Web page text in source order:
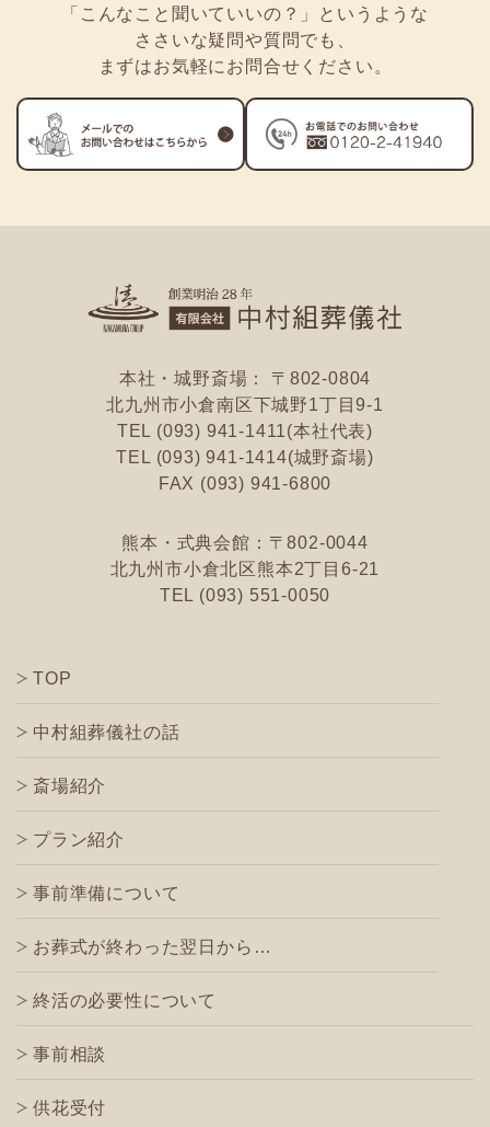
「こんなこと聞いていいの？」
というような
ささいな疑問や質問でも
まずはお気軽にお問合せください。
本社・城野斎場： 〒802-0804
北九州市小倉南区下城野1丁目9-1
TEL (093) 941-1411(本社代表)
TEL (093) 941-1414(城野斎場)
FAX (093) 941-6800
熊本・式典会館：〒802-0044
北九州市小倉北区熊本2丁目6-21
TEL (093) 551-0050
TOP
中村組葬儀社の話
斎場紹介
プラン紹介
事前準備について
お葬式が終わった翌日から…
終活の必要性について
事前相談
供花受付